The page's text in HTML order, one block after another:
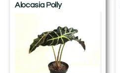
Alocasia Polly